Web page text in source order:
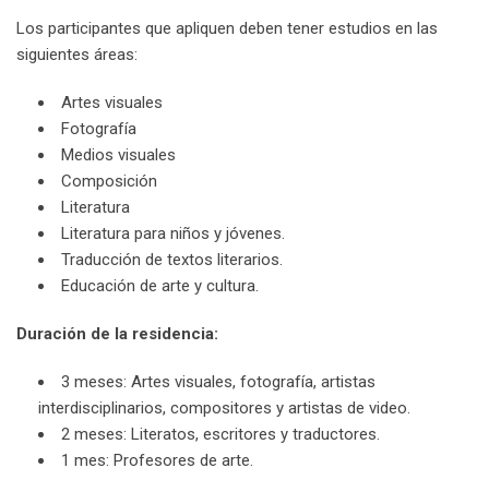
Los participantes que apliquen deben tener estudios en las
siguientes áreas:
Artes visuales
Fotografía
Medios visuales
Composición
Literatura
Literatura para niños y jóvenes.
Traducción de textos literarios.
Educación de arte y cultura.
Duración de la residencia:
3 meses: Artes visuales, fotografía, artistas
interdisciplinarios, compositores y artistas de video.
2 meses: Literatos, escritores y traductores.
1 mes: Profesores de arte.